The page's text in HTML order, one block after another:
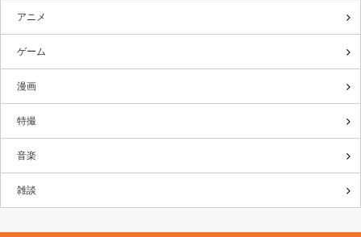
アニメ
ゲーム
漫画
特撮
音楽
雑談